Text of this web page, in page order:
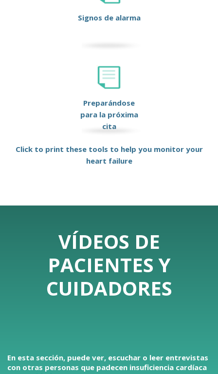
Signos de alarma
Preparándose
para la próxima
cita
Click to print these tools to help you monitor your
heart failure
VÍDEOS DE
PACIENTES Y
CUIDADORES
En esta sección, puede ver, escuchar o leer entrevistas
con otras personas que padecen insuficiencia cardíaca